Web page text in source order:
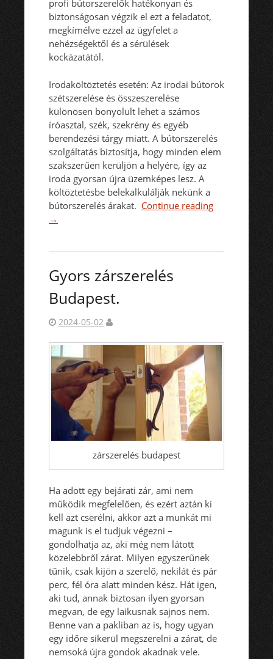
profi bútorszerelők hatékonyan és
biztonságosan végzik el ezt a feladatot,
megkímélve ezzel az ügyfelet a
nehézségektől és a sérülések
kockázatától.
Irodaköltöztetés esetén: Az irodai bútorok
szétszerelése és összeszerelése
különösen bonyolult lehet a számos
íróasztal, szék, szekrény és egyéb
berendezési tárgy miatt. A bútorszerelés
szolgáltatás biztosítja, hogy minden elem
szakszerűen kerüljön a helyére, így az
iroda gyorsan újra üzemképes lesz. A
költöztetésbe belekalkulálják nekünk a
bútorszerelés árakat. Continue reading
→
Gyors zárszerelés
Budapest.
2024-05-02
zárszerelés budapest
Ha adott egy bejárati zár, ami nem
működik megfelelően, és ezért aztán ki
kell azt cserélni, akkor azt a munkát mi
magunk is el tudjuk végezni –
gondolhatja az, aki még nem látott
közelebbről zárat. Milyen egyszerűnek
tűnik, csak kijön a szerelő, nekilát és pár
perc, fél óra alatt minden kész. Hát igen,
aki tud, annak biztosan ilyen gyorsan
megvan, de egy laikusnak sajnos nem.
Benne van a pakliban az is, hogy ugyan
egy időre sikerül megszerelni a zárat, de
nemsoká újra gondok akadnak vele.